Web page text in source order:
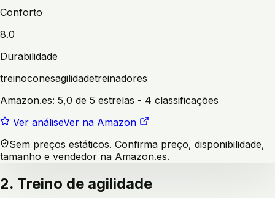
Conforto
8.0
Durabilidade
treinoconesagilidadetreinadores
Amazon.es: 5,0 de 5 estrelas - 4 classificações
Ver análiseVer na Amazon
Sem preços estáticos. Confirma preço, disponibilidade,
tamanho e vendedor na Amazon.es.
2. Treino de agilidade